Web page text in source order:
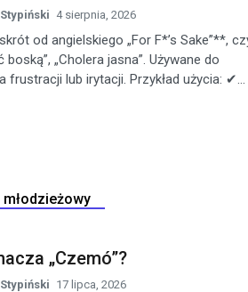
4 sierpnia, 2026
od angielskiego „For F*’s Sake”**,
boską”, „Cholera jasna”. Używane do
frustracji lub irytacji. Przykład użycia: ✔...
„Czemó”?
17 lipca, 2026